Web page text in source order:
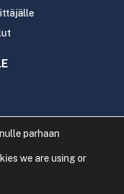
kunta
parhaan
we are using or